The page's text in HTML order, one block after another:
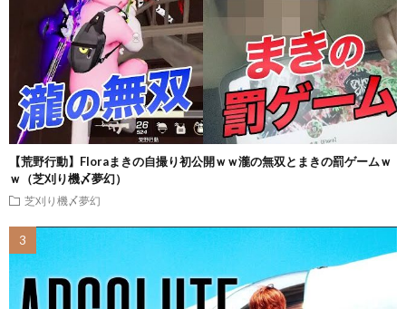
【荒野行動】Floraまきの自撮り初公開ｗｗ瀧の無双とまきの罰ゲームｗ
ｗ（芝刈り機〆夢幻）
芝刈り機〆夢幻